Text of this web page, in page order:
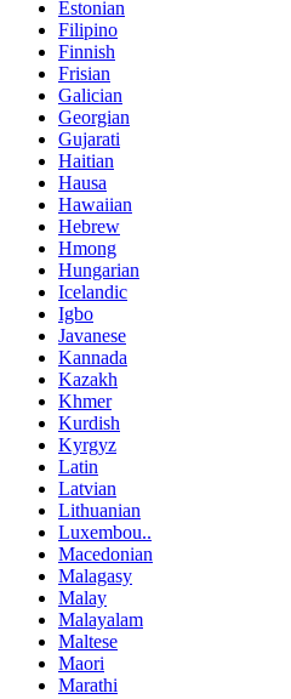
Estonian
Filipino
Finnish
Frisian
Galician
Georgian
Gujarati
Haitian
Hausa
Hawaiian
Hebrew
Hmong
Hungarian
Icelandic
Igbo
Javanese
Kannada
Kazakh
Khmer
Kurdish
Kyrgyz
Latin
Latvian
Lithuanian
Luxembou..
Macedonian
Malagasy
Malay
Malayalam
Maltese
Maori
Marathi